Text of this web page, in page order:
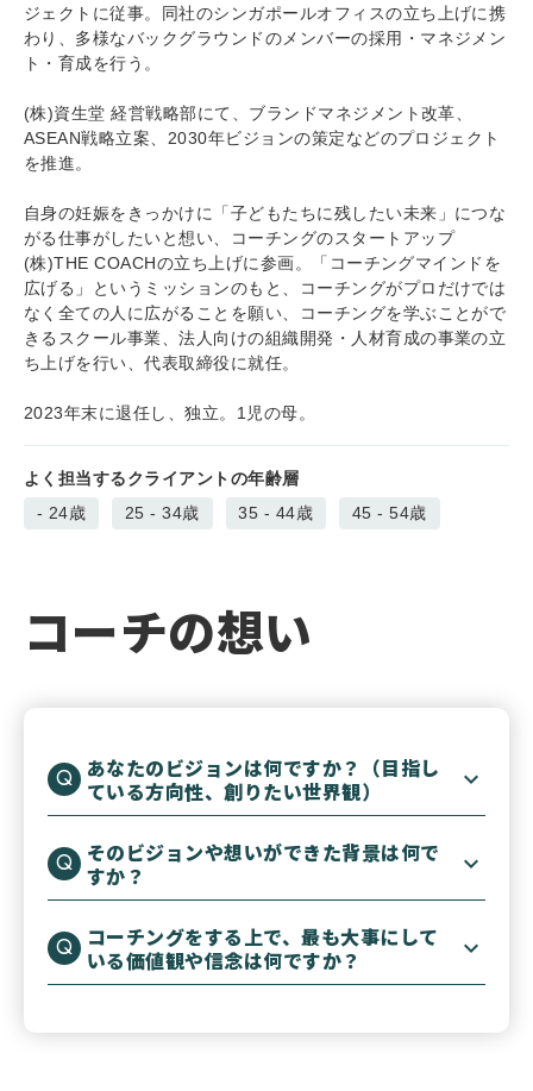
ジェクトに従事。同社のシンガポールオフィスの立ち上げに携
わり、多様なバックグラウンドのメンバーの採用・マネジメン
ト・育成を行う。
(株)資生堂 経営戦略部にて、ブランドマネジメント改革、
ASEAN戦略立案、2030年ビジョンの策定などのプロジェクト
を推進。
自身の妊娠をきっかけに「子どもたちに残したい未来」につな
がる仕事がしたいと想い、コーチングのスタートアップ
(株)THE COACHの立ち上げに参画。「コーチングマインドを
広げる」というミッションのもと、コーチングがプロだけでは
なく全ての人に広がることを願い、コーチングを学ぶことがで
きるスクール事業、法人向けの組織開発・人材育成の事業の立
ち上げを行い、代表取締役に就任。
2023年末に退任し、独立。1児の母。
よく担当するクライアントの年齢層
- 24
25 - 34 35 - 44 45 - 54
コーチの想い
あなたのビジョンは何ですか？（目指し
ている方向性、創りたい世界観）
そのビジョンや想いができた背景は何で
すか？
コーチングをする上で、最も大事にして
いる価値観や信念は何ですか？